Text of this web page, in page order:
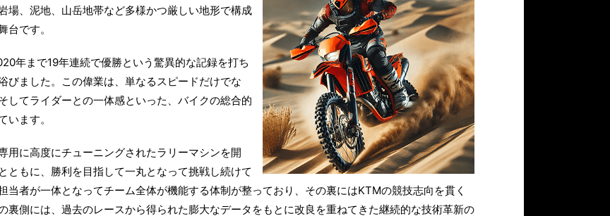
場、泥地、山岳地帯など多様かつ厳しい地形で構成
台です。
年まで19年連続で優勝という驚異的な記録を打ち
びました。この偉業は、単なるスピードだけでな
してライダーとの一体感といった、バイクの総合的
ます。
用に高度にチューニングされたラリーマシンを開
ともに、勝利を目指して一丸となって挑戦し続けて
当者が一体となってチーム全体が機能する体制が整っており、その裏にはKTMの競技志向を貫く
裏側には、過去のレースから得られた膨大なデータをもとに改良を重ねてきた継続的な技術革新の